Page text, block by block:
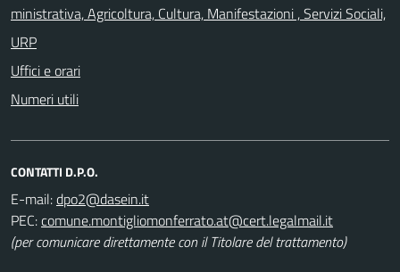
ministrativa, Agricoltura, Cultura, Manifestazioni , Servizi Sociali,
URP
Uffici e orari
Numeri utili
CONTATTI D.P.O.
E-mail:
PEC:
(per comunicare direttamente con il Titolare del trattamento)